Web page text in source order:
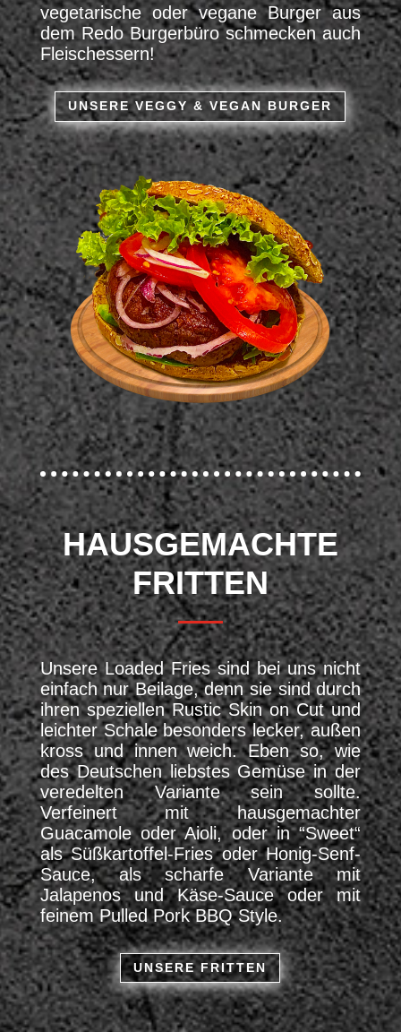
vegetarische oder vegane Burger aus
dem Redo Burgerbüro schmecken auch
Fleischessern!
UNSERE VEGGY & VEGAN BURGER
HAUSGEMACHTE
FRITTEN
Unsere Loaded Fries sind bei uns nicht
einfach nur Beilage, denn sie sind durch
ihren speziellen Rustic Skin on Cut und
leichter Schale besonders lecker, außen
kross und innen weich. Eben so, wie
des Deutschen liebstes Gemüse in der
veredelten Variante sein sollte.
Verfeinert mit hausgemachter
Guacamole oder Aioli, oder in “Sweet“
als Süßkartoffel-Fries oder Honig-Senf-
Sauce, als scharfe Variante mit
Jalapenos und Käse-Sauce oder mit
feinem Pulled Pork BBQ Style.
UNSERE FRITTEN